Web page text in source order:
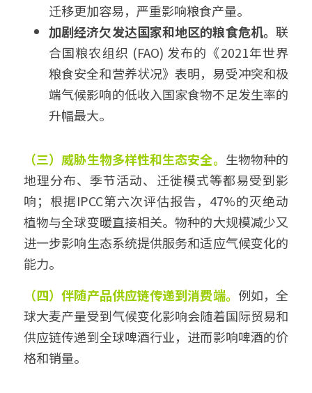
迁移更加容易，严重影响粮食产量。
加剧经济欠发达国家和地区的粮食危机。 联
合国粮农组织 (FAO) 发布的《2021年世界
粮食安全和营养状况》表明，易受冲突和极
端气候影响的低收入国家食物不足发生率的
升幅最大。
（三）威胁生物多样性和生态安全。 生物物种的
地理分布、季节活动、迁徙模式等都易受到影
响；根据IPCC第六次评估报告，47%的灭绝动
植物与全球变暖直接相关。物种的大规模减少又
进一步影响生态系统提供服务和适应气候变化的
能力。
（四）伴随产品供应链传递到消费端。 例如，全
球大麦产量受到气候变化影响会随着国际贸易和
供应链传递到全球啤酒行业，进而影响啤酒的价
格和销量。